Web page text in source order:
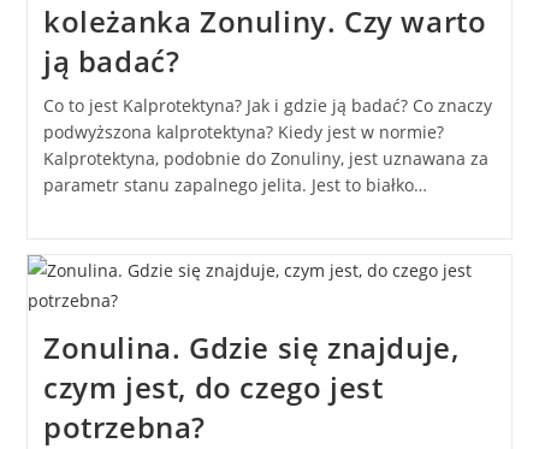
koleżanka Zonuliny. Czy warto
ją badać?
Co to jest Kalprotektyna? Jak i gdzie ją badać? Co znaczy
podwyższona kalprotektyna? Kiedy jest w normie?
Kalprotektyna, podobnie do Zonuliny, jest uznawana za
parametr stanu zapalnego jelita. Jest to białko…
Zonulina. Gdzie się znajduje,
czym jest, do czego jest
potrzebna?